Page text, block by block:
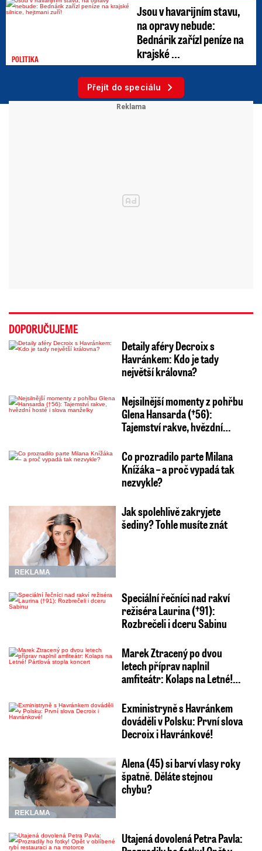
POLITIKA
Jsou v havarijním stavu,
na opravy nebude:
Bednárik zařízl peníze na
krajské ...
Přejít do speciálu
DOPORUČUJEME
Detaily aféry Decroix s
Havránkem: Kdo je tady
největší královna?
Nejsilnější momenty z pohřbu
Glena Hansarda (†56):
Tajemství rakve, hvězdní…
Co prozradilo parte Milana
Knížáka – a proč vypadá tak
nezvykle?
REKLAMA
Jak spolehlivě zakryjete
šediny? Tohle musíte znát
Speciální řečníci nad rakví
režiséra Laurina (†91):
Rozbrečeli i dceru Sabinu
Marek Ztracený po dvou
letech příprav naplnil
amfiteátr: Kolaps na Letné!…
Exministryně s Havránkem
dováděli v Polsku: První slova
Decroix i Havránkové!
REKLAMA
Alena (45) si barví vlasy roky
špatně. Děláte stejnou
chybu?
Utajená dovolená Petra Pavla: